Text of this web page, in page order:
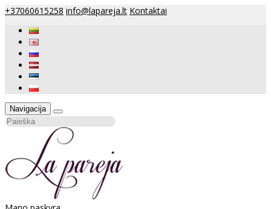
+37060615258 info@lapareja.lt Kontaktai
Navigacija